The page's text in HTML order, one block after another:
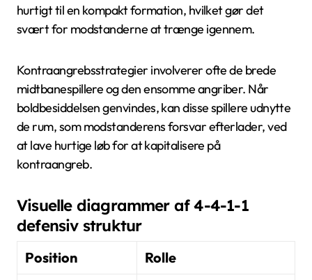
hurtigt til en kompakt formation, hvilket gør det
svært for modstanderne at trænge igennem.
Kontraangrebsstrategier involverer ofte de brede
midtbanespillere og den ensomme angriber. Når
boldbesiddelsen genvindes, kan disse spillere udnytte
de rum, som modstanderens forsvar efterlader, ved
at lave hurtige løb for at kapitalisere på
kontraangreb.
Visuelle diagrammer af 4-4-1-1
defensiv struktur
Position
Rolle